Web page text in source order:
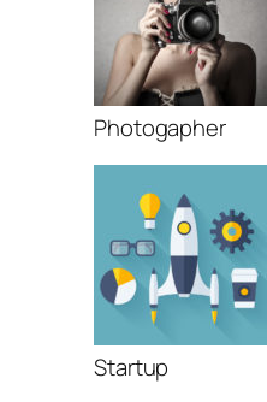
Photogapher
Startup